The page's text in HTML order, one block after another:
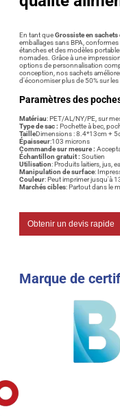
En tant queGrossiste en
emballages sans BPA,
étanches et des modèles
nomades. Grâce à une
options de personnalisation
conception, nos sachets
d'économiser plus de 50% sur
Paramètres des
Matériau: PET/AL/NY/PE, sur
Type de sac : Pochette à bec,
TailleDimensions : 8.4*13cm +
Épaisseur:103 microns
Commande sur mesure :
Échantillon gratuit : Soutien
Utilisation: Produits laitiers, jus,
Manipulation de surface:
Couleur: Peut imprimer jusqu'à
Marchés cibles: Partout dans le
Obtenir un devis rapide
Marque de